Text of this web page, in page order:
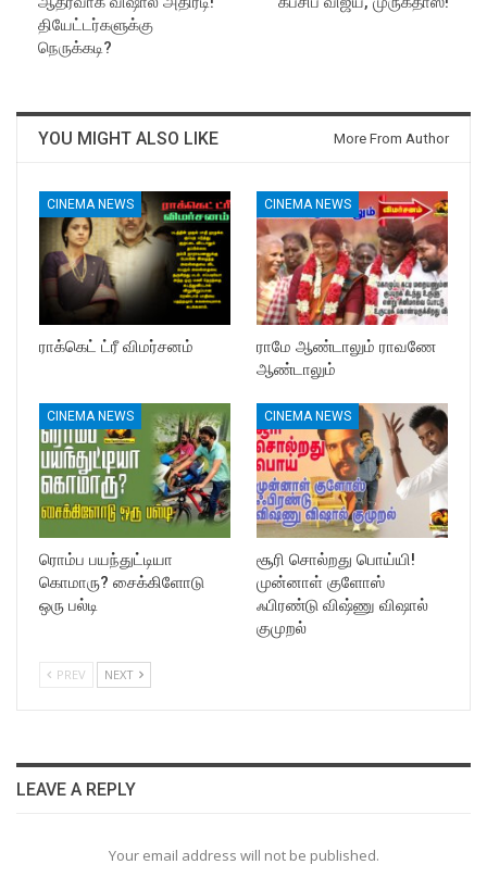
தியேட்டர்களுக்கு
நெருக்கடி?
YOU MIGHT ALSO LIKE More From Author
CINEMA NEWS
ராக்கெட் ட்ரீ விமர்சனம்
CINEMA NEWS
ராமே ஆண்டாலும் ராவணே
ஆண்டாலும்
CINEMA NEWS
ரொம்ப பயந்துட்டியா
கொமாரு? சைக்கிளோடு
ஒரு பல்டி
CINEMA NEWS
சூரி சொல்றது பொய்யி!
முன்னாள் குளோஸ்
ஃபிரண்டு விஷ்ணு விஷால்
குமுறல்
PREV NEXT
LEAVE A REPLY
Your email address will not be published.